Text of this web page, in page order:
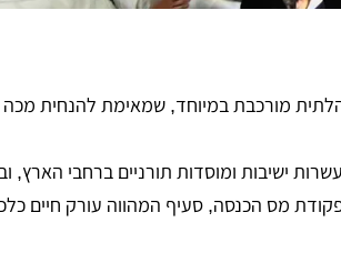
מורכבת במיוחד, שמאימת להנחית
ישיבות ומוסדות תורניים ברחבי הארץ,
ישיר על שלילת הזכאות לקבלת תרומות לפי סעיף 46 לפקודת מס הכנסה, סעיף המהווה עורק חיים